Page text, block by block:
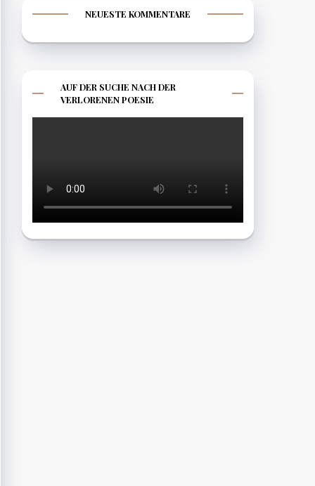
NEUESTE KOMMENTARE
AUF DER SUCHE NACH DER
VERLORENEN POESIE